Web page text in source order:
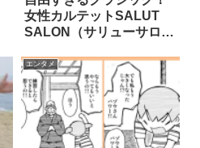
女性カルテットSALUT
SALON（サリューサロ
エンタメ